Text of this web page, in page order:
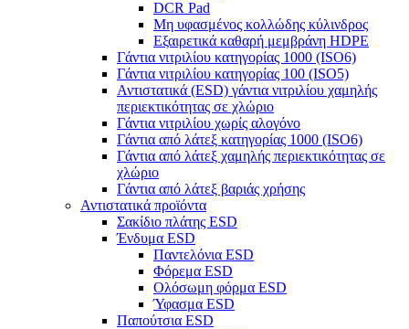
DCR Pad
Μη υφασμένος κολλώδης κύλινδρος
Εξαιρετικά καθαρή μεμβράνη HDPE
Γάντια νιτριλίου κατηγορίας 1000 (ISO6)
Γάντια νιτριλίου κατηγορίας 100 (ISO5)
Αντιστατικά (ESD) γάντια νιτριλίου χαμηλής
περιεκτικότητας σε χλώριο
Γάντια νιτριλίου χωρίς αλογόνο
Γάντια από λάτεξ κατηγορίας 1000 (ISO6)
Γάντια από λάτεξ χαμηλής περιεκτικότητας σε
χλώριο
Γάντια από λάτεξ βαριάς χρήσης
Αντιστατικά προϊόντα
Σακίδιο πλάτης ESD
Ένδυμα ESD
Παντελόνια ESD
Φόρεμα ESD
Ολόσωμη φόρμα ESD
Ύφασμα ESD
Παπούτσια ESD